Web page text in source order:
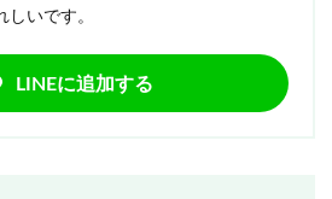
いです。
LINEに追加する